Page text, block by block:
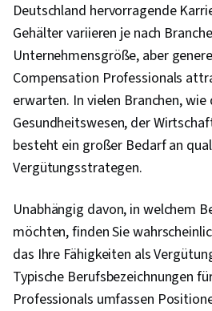
Deutschland hervorragende
Gehälter variieren je nach
Unternehmensgröße, aber
Compensation Professionals
erwarten. In vielen Branchen,
Gesundheitswesen, der
besteht ein großer Bedarf an
Vergütungsstrategen.
Unabhängig davon, in welchem
möchten, finden Sie
das Ihre Fähigkeiten als
Typische Berufsbezeichnungen
Professionals umfassen